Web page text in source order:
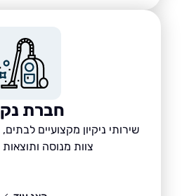
חברת נקיון
שירותי ניקיון מקצועיים לבתים,
צוות מנוסה ותוצאות